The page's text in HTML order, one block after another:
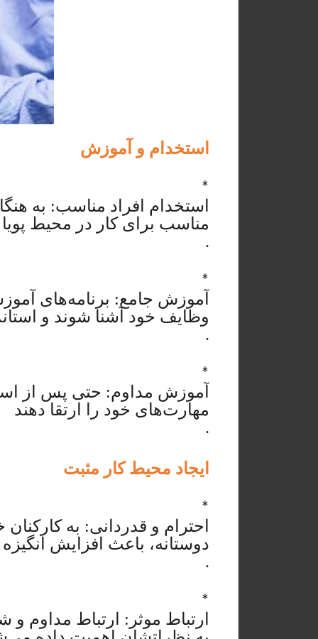
استخدام و آموزش
*
استخدام افراد مناسب: به
مناسب برای کار در محیط
.
*
آموزش جامع: برنامه‌های
وظایف خود آشنا شوند و
.
*
آموزش مداوم: حتی پس از
مهارت‌های خود را ارتقا دهند
.
ایجاد محیط کار مثبت
*
احترام و قدردانی: به
دوستانه، باعث افزایش
.
*
ارتباط موثر: ارتباط مداوم